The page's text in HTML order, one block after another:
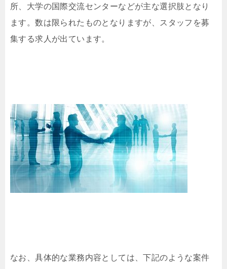
所、大学の国際交流センターなどが主な選択肢となり
ます。数は限られたものとなりますが、スタッフを募
集する求人が出ています。
なお、具体的な業務内容としては、下記のような案件